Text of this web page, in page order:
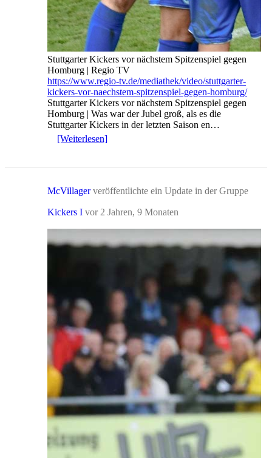
Stuttgarter Kickers vor nächstem Spitzenspiel gegen
Homburg | Regio TV
https://www.regio-tv.de/mediathek/video/stuttgarter-
kickers-vor-naechstem-spitzenspiel-gegen-homburg/
Stuttgarter Kickers vor nächstem Spitzenspiel gegen
Homburg | Was war der Jubel groß, als es die
Stuttgarter Kickers in der letzten Saison en…
[Weiterlesen]
McVillagerveröffentlichte ein Update in der Gruppe
Kickers I vor 2 Jahren, 9 Monaten